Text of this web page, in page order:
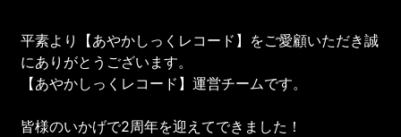
平素より【あやかしっくレコード】をご愛顧いただき誠
にありがとうございます。
【あやかしっくレコード】運営チームです。
皆様のいかげで2周年を迎えてできました！